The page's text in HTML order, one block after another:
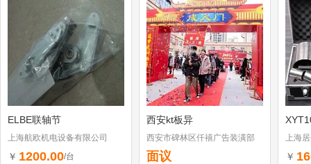
ELBE联轴节
上海航欧机电设备有限公司
￥ 1200.00/台
西安kt板异
西安市碑林区仟禧广告装潢部
面议
上海
￥